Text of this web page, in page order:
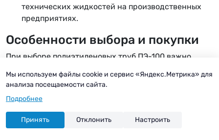
технических жидкостей на производственных
предприятиях.
Особенности выбора и покупки
При выборе полиэтиленовых труб ПЭ-100 важно
Диаметр и толщина стенки труб,
соответствующие требованиям проекта.
Качество сырья и соблюдение стандартов
производства.
Мы используем файлы cookie и сервис «Яндекс.Метрика» для
анализа посещаемости сайта.
Подробнее
Принять Отклонить Настроить